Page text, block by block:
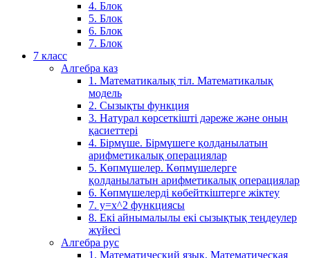
4. Блок
5. Блок
6. Блок
7. Блок
7 класс
Алгебра каз
1. Математикалық тіл. Математикалық
модель
2. Сызықты функция
3. Натурал көрсеткішті дәреже және оның
қасиеттері
4. Бірмүше. Бірмүшеге қолданылатын
арифметикалық операциялар
5. Көпмүшелер. Көпмүшелерге
қолданылатын арифметикалық операциялар
6. Көпмүшелерді көбейткіштерге жіктеу
7. у=х^2 функциясы
8. Екі айнымалылы екі сызықтық теңдеулер
жүйесі
Алгебра рус
1. Математический язык. Математическая